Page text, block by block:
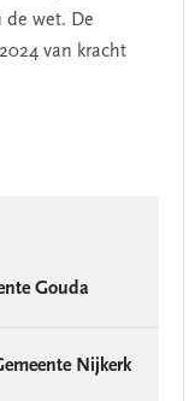
de wet. De
van kracht
Gouda
Nijkerk